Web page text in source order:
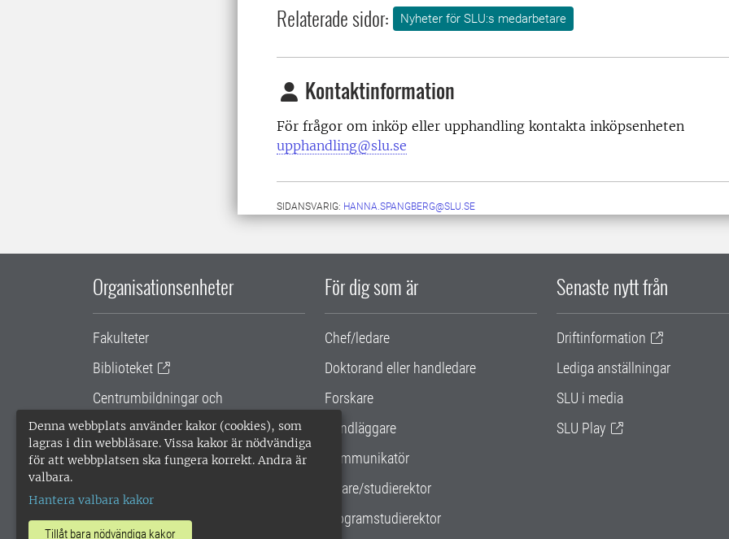
Denna webbplats använder kakor (cookies), som
lagras i din webbläsare. Vissa kakor är nödvändiga
för att webbplatsen ska fungera korrekt. Andra är
valbara.
Hantera valbara kakor
Tillåt bara nödvändiga kakor
Relaterade sidor: Nyheter för SLU:s medarbetare
Kontaktinformation
För frågor om inköp eller upphandling kontakta inköpsenheten
upphandling@slu.se
SIDANSVARIG: HANNA.SPANGBERG@SLU.SE
Organisationsenheter
Fakulteter
Biblioteket
Centrumbildningar och
samarbetsprojekt
Gemensamma verksamhetsstödet
För dig som är
Chef/ledare
Doktorand eller handledare
Forskare
Handläggare
Kommunikatör
Lärare/studierektor
Programstudierektor
Senaste nytt från
Driftinformation
Lediga anställningar
SLU i media
SLU Play